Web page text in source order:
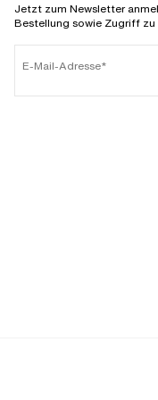
Jetzt zum Newsletter
Bestellung sowie Zugriff
E-Mail-Adresse